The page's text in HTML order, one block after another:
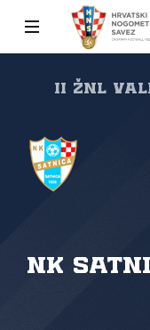
II ŽNL
NK